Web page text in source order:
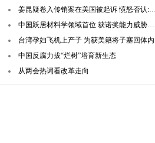
姜昆疑卷入传销案在美国被起诉 愤怒否认:假的
中国跃居材料学领域首位 获诺奖能力威胁日本
台湾孕妇飞机上产子 为获美籍将子塞回体内
中国反腐力拔“烂树”培育新生态
从两会热词看改革走向